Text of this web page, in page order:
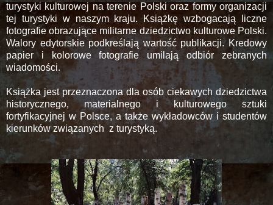
turystyki kulturowej na terenie Polski oraz formy organizacji
tej turystyki w naszym kraju. Książkę wzbogacają liczne
fotografie obrazujące militarne dziedzictwo kulturowe Polski.
Walory edytorskie podkreślają wartość publikacji. Kredowy
papier i kolorowe fotografie umilają odbiór zebranych
wiadomości.
Książka jest przeznaczona dla osób ciekawych dziedzictwa
historycznego, materialnego i kulturowego sztuki
fortyfikacyjnej w Polsce, a także wykładowców i studentów
kierunków związanych z turystyką.